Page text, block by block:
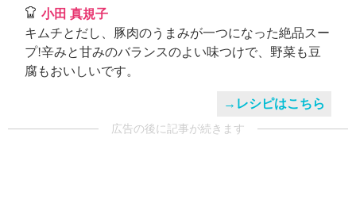
小田 真規子
キムチとだし、豚肉のうまみが一つになった絶品スー
プ!辛みと甘みのバランスのよい味つけで、野菜も豆
腐もおいしいです。
→レシピはこちら
広告の後に記事が続きます